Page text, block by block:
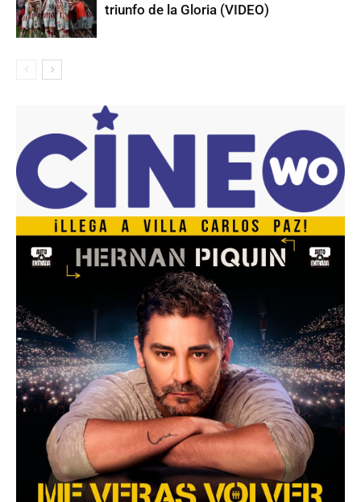
triunfo de la Gloria (VIDEO)